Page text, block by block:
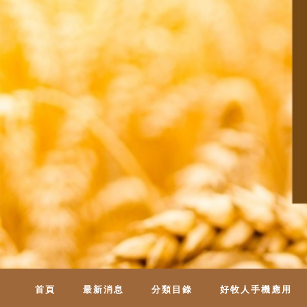
首頁 最新消息 分類目錄 好牧人手機應用